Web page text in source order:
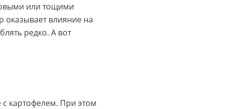
или тощими
влияние на
редко. А вот
картофелем. При этом